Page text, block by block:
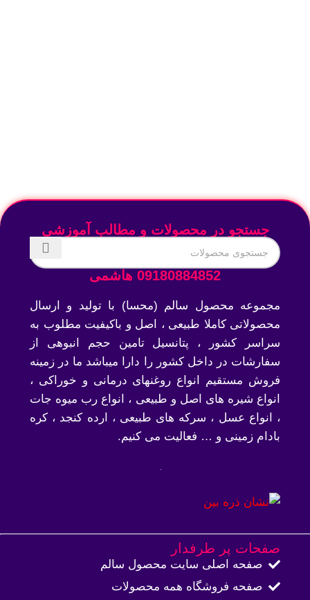
جستجو در محصولات و مطالب آموزشی
09180884852 هاشمی
مجموعه محصول سالم (محسا) با تولید و ارسال
محصولاتی کاملا طبیعی ، اصل و باکیفیت مطلوب به
سراسر کشور ، پتانسیل تامین حجم انبوهی از
سفارشات در داخل کشور را دارا میباشد ما در زمینه
فروش مستقیم انواع روغنهای درمانی و خوراکی ،
انواع شیره های اصل و طبیعی ، انواع رب میوه جات
، انواع عسل ، سرکه های طبیعی ، ارده کنجد ، کره
بادام زمینی و … فعالیت می کنیم.
صفحات پر طرفدار
صفحه اصلی سایت محصول سالم
صفحه فروشگاه همه محصولات​